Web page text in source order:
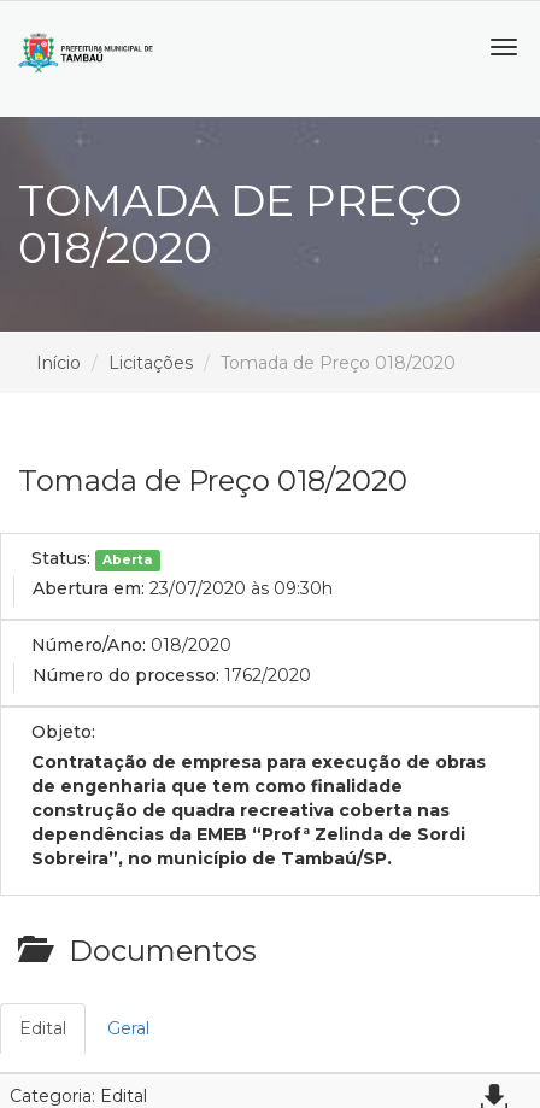
TOMADA DE PREÇO
018/2020
Início Licitações Tomada de Preço 018/2020
Tomada de Preço 018/2020
Status: Aberta
Abertura em: 23/07/2020 às 09:30h
Número/Ano: 018/2020
Número do processo: 1762/2020
Objeto:
Contratação de empresa para execução de obras
de engenharia que tem como finalidade
construção de quadra recreativa coberta nas
dependências da EMEB “Profª Zelinda de Sordi
Sobreira”, no município de Tambaú/SP.
Documentos
Edital Geral
Categoria: Edital